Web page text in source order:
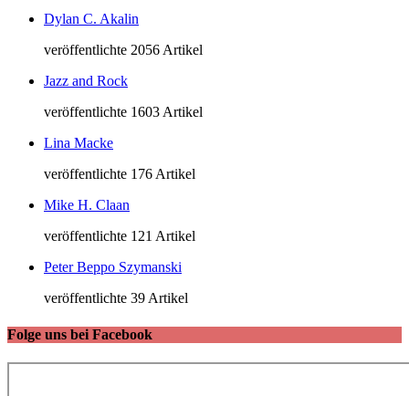
Dylan C. Akalin
veröffentlichte 2056 Artikel
Jazz and Rock
veröffentlichte 1603 Artikel
Lina Macke
veröffentlichte 176 Artikel
Mike H. Claan
veröffentlichte 121 Artikel
Peter Beppo Szymanski
veröffentlichte 39 Artikel
Folge uns bei Facebook